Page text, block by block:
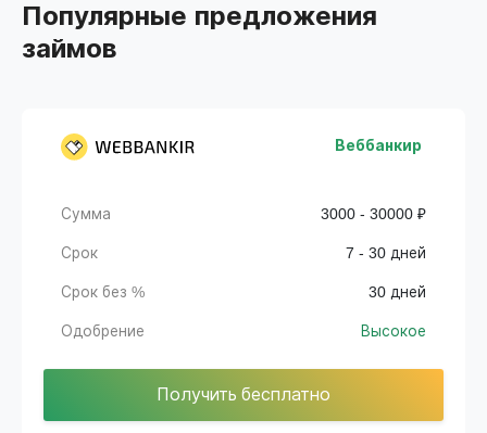
Популярные предложения
займов
Веббанкир
Сумма 3000 - 30000 ₽
Срок 7 - 30 дней
Срок без % 30 дней
Одобрение Высокое
Получить бесплатно